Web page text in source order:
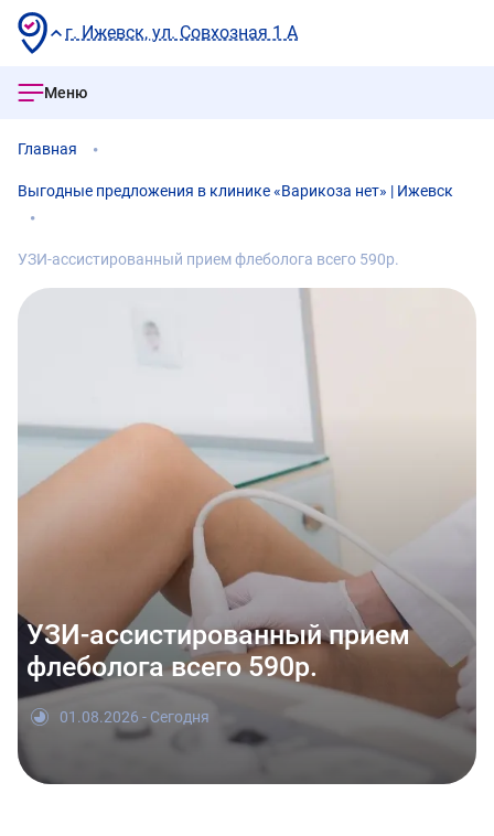
г. Ижевск, ул. Совхозная 1 А
Меню
Главная
Выгодные предложения в клинике «Варикоза нет» | Ижевск
УЗИ-ассистированный прием флеболога всего 590р.
УЗИ-ассистированный прием
флеболога всего 590р.
01.08.2026 - Сегодня